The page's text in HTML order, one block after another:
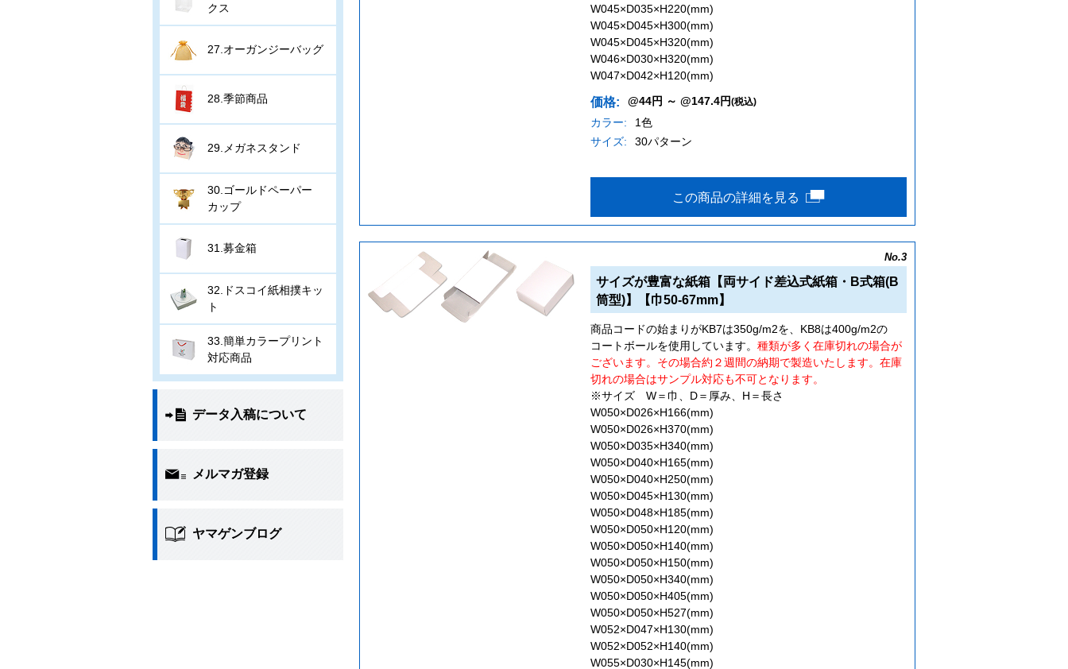
W045×D035×H220(mm)
W045×D045×H300(mm)
W045×D045×H320(mm)
W046×D030×H320(mm)
W047×D042×H120(mm)
価格: @44円 ～ @147.4円(税込)
カラー:
1色
サイズ:
30パターン
この商品の詳細を見る
No.3
サイズが豊富な紙箱【両サイド差込式紙箱・B式箱(B
筒型)】【巾50-67mm】
商品コードの始まりがKB7は350g/m2を、KB8は400g/m2の
コートボールを使用しています。 種類が多く在庫切れの場合が
ございます。その場合約２週間の納期で製造いたします。在庫
切れの場合はサンプル対応も不可となります。
※サイズ W＝巾、D＝厚み、H＝長さ
W050×D026×H166(mm)
W050×D026×H370(mm)
W050×D035×H340(mm)
W050×D040×H165(mm)
W050×D040×H250(mm)
W050×D045×H130(mm)
W050×D048×H185(mm)
W050×D050×H120(mm)
W050×D050×H140(mm)
W050×D050×H150(mm)
W050×D050×H340(mm)
W050×D050×H405(mm)
W050×D050×H527(mm)
W052×D047×H130(mm)
W052×D052×H140(mm)
W055×D030×H145(mm)
クス
27.オーガンジーバッグ
28.季節商品
29.メガネスタンド
30.ゴールドペーパー
カップ
31.募金箱
32.ドスコイ紙相撲キッ
ト
33.簡単カラープリント
対応商品
データ入稿について
メルマガ登録
ヤマゲンブログ